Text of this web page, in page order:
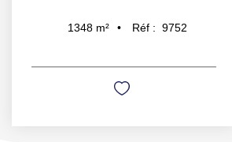
1348 m² Réf : 9752